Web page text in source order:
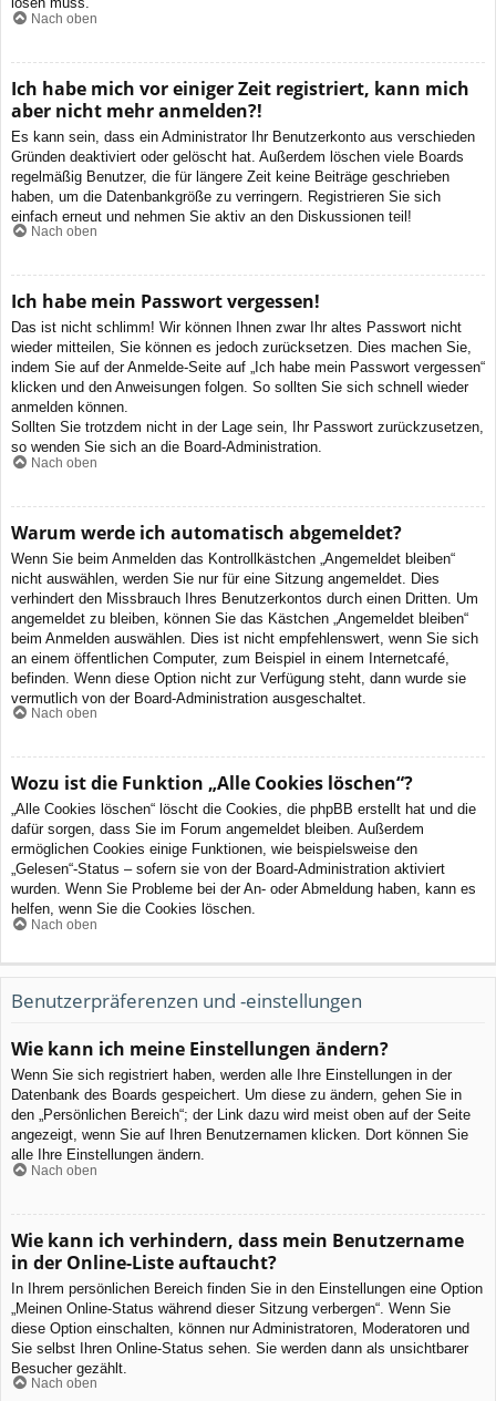
Nach oben
Ich habe mich vor einiger Zeit registriert, kann mich
aber nicht mehr anmelden?!
Es kann sein, dass ein Administrator Ihr Benutzerkonto aus verschieden
Gründen deaktiviert oder gelöscht hat. Außerdem löschen viele Boards
regelmäßig Benutzer, die für längere Zeit keine Beiträge geschrieben
haben, um die Datenbankgröße zu verringern. Registrieren Sie sich
einfach erneut und nehmen Sie aktiv an den Diskussionen teil!
Nach oben
Ich habe mein Passwort vergessen!
Das ist nicht schlimm! Wir können Ihnen zwar Ihr altes Passwort nicht
wieder mitteilen, Sie können es jedoch zurücksetzen. Dies machen Sie,
indem Sie auf der Anmelde-Seite auf „Ich habe mein Passwort vergessen“
klicken und den Anweisungen folgen. So sollten Sie sich schnell wieder
anmelden können.
Sollten Sie trotzdem nicht in der Lage sein, Ihr Passwort zurückzusetzen,
so wenden Sie sich an die Board-Administration.
Nach oben
Warum werde ich automatisch abgemeldet?
Wenn Sie beim Anmelden das Kontrollkästchen „Angemeldet bleiben“
nicht auswählen, werden Sie nur für eine Sitzung angemeldet. Dies
verhindert den Missbrauch Ihres Benutzerkontos durch einen Dritten. Um
angemeldet zu bleiben, können Sie das Kästchen „Angemeldet bleiben“
beim Anmelden auswählen. Dies ist nicht empfehlenswert, wenn Sie sich
an einem öffentlichen Computer, zum Beispiel in einem Internetcafé,
befinden. Wenn diese Option nicht zur Verfügung steht, dann wurde sie
vermutlich von der Board-Administration ausgeschaltet.
Nach oben
Wozu ist die Funktion „Alle Cookies löschen“?
„Alle Cookies löschen“ löscht die Cookies, die phpBB erstellt hat und die
dafür sorgen, dass Sie im Forum angemeldet bleiben. Außerdem
ermöglichen Cookies einige Funktionen, wie beispielsweise den
„Gelesen“-Status – sofern sie von der Board-Administration aktiviert
wurden. Wenn Sie Probleme bei der An- oder Abmeldung haben, kann es
helfen, wenn Sie die Cookies löschen.
Nach oben
Benutzerpräferenzen und -einstellungen
Wie kann ich meine Einstellungen ändern?
Wenn Sie sich registriert haben, werden alle Ihre Einstellungen in der
Datenbank des Boards gespeichert. Um diese zu ändern, gehen Sie in
den „Persönlichen Bereich“; der Link dazu wird meist oben auf der Seite
angezeigt, wenn Sie auf Ihren Benutzernamen klicken. Dort können Sie
alle Ihre Einstellungen ändern.
Nach oben
Wie kann ich verhindern, dass mein Benutzername
in der Online-Liste auftaucht?
In Ihrem persönlichen Bereich finden Sie in den Einstellungen eine Option
„Meinen Online-Status während dieser Sitzung verbergen“. Wenn Sie
diese Option einschalten, können nur Administratoren, Moderatoren und
Sie selbst Ihren Online-Status sehen. Sie werden dann als unsichtbarer
Besucher gezählt.
Nach oben